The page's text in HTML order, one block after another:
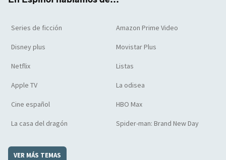
Series de ficción Amazon Prime Video
Disney plus Movistar Plus
Netflix Listas
Apple TV La odisea
Cine español HBO Max
La casa del dragón Spider-man: Brand New Day
VER MÁS TEMAS